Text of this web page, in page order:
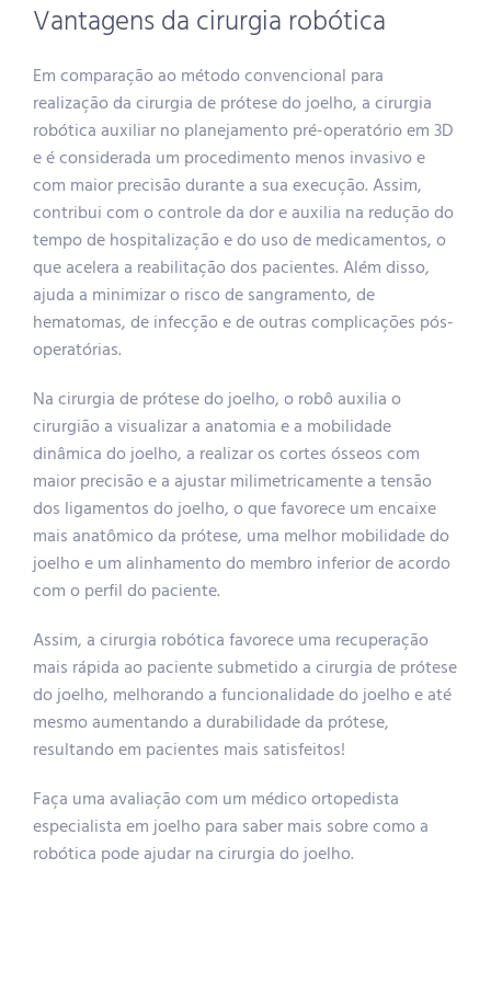
Vantagens da cirurgia robótica
Em comparação ao método convencional para
realização da cirurgia de prótese do joelho, a cirurgia
robótica auxiliar no planejamento pré-operatório em 3D
e é considerada um procedimento menos invasivo e
com maior precisão durante a sua execução. Assim,
contribui com o controle da dor e auxilia na redução do
tempo de hospitalização e do uso de medicamentos, o
que acelera a reabilitação dos pacientes. Além disso,
ajuda a minimizar o risco de sangramento, de
hematomas, de infecção e de outras complicações pós-
operatórias.
Na cirurgia de prótese do joelho, o robô auxilia o
cirurgião a visualizar a anatomia e a mobilidade
dinâmica do joelho, a realizar os cortes ósseos com
maior precisão e a ajustar milimetricamente a tensão
dos ligamentos do joelho, o que favorece um encaixe
mais anatômico da prótese, uma melhor mobilidade do
joelho e um alinhamento do membro inferior de acordo
com o perfil do paciente.
Assim, a cirurgia robótica favorece uma recuperação
mais rápida ao paciente submetido a cirurgia de prótese
do joelho, melhorando a funcionalidade do joelho e até
mesmo aumentando a durabilidade da prótese,
resultando em pacientes mais satisfeitos!
Faça uma avaliação com um médico ortopedista
especialista em joelho para saber mais sobre como a
robótica pode ajudar na cirurgia do joelho.